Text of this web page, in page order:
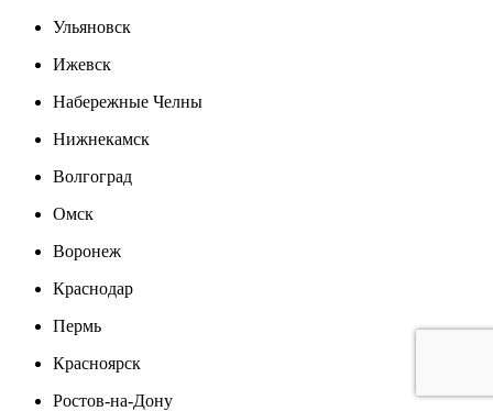
Ульяновск
Ижевск
Набережные Челны
Нижнекамск
Волгоград
Омск
Воронеж
Краснодар
Пермь
Красноярск
Ростов-на-Дону